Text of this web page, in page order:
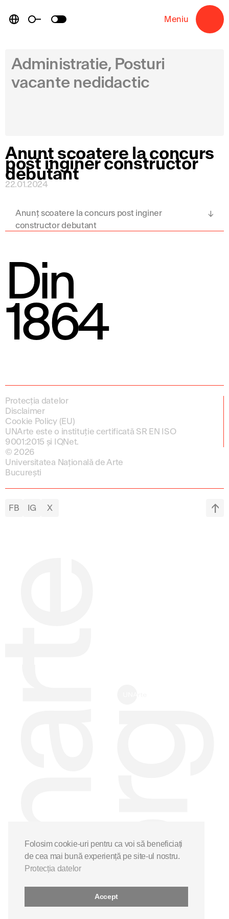
content
Meniu
Administratie, Posturi
vacante nedidactic
Anunț scoatere la concurs
post inginer constructor
debutant
22.01.2024
Anunț scoatere la concurs post inginer
constructor debutant
Din
1864
Protecția datelor
Disclaimer
Cookie Policy (EU)
UNArte este o instituție certificată SR EN ISO
9001:2015 și IQNet.
© 2026
Universitatea Națională de Arte
București
FB IG X
Folosim cookie-uri pentru ca voi să beneficiați
de cea mai bună experiență pe site-ul nostru.
Protecția datelor
Accept